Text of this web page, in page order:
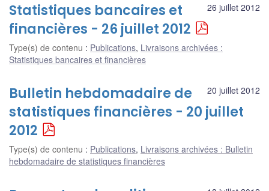
26 juillet 2012
Statistiques bancaires et
financières - 26 juillet 2012
Type(s) de contenu : Publications, Livraisons archivées :
Statistiques bancaires et financières
20 juillet 2012
Bulletin hebdomadaire de
statistiques financières - 20 juillet
2012
Type(s) de contenu : Publications, Livraisons archivées : Bulletin
hebdomadaire de statistiques financières